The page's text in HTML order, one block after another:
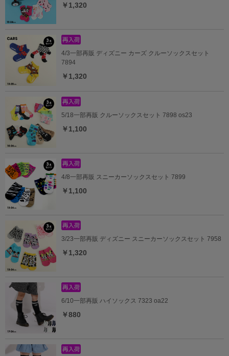
￥1,320
4/3一部再販 ディズニー カーズ クルーソックスセット
7894
￥1,320
5/18一部再販 クルーソックスセット 7898 os23
￥1,100
4/8一部再販 スニーカーソックスセット 7899
￥1,100
3/23一部再販 ディズニー スニーカーソックスセット 7958
￥1,320
6/10一部再販 ハイソックス 7323 oa22
￥880